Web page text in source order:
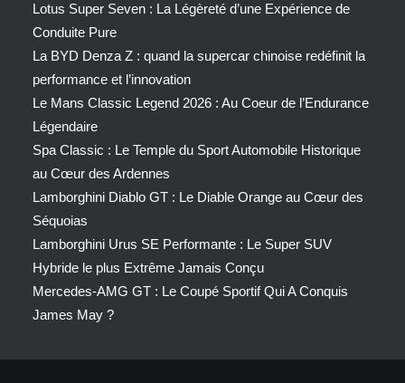
Lotus Super Seven : La Légèreté d’une Expérience de
Conduite Pure
La BYD Denza Z : quand la supercar chinoise redéfinit la
performance et l’innovation
Le Mans Classic Legend 2026 : Au Coeur de l’Endurance
Légendaire
Spa Classic : Le Temple du Sport Automobile Historique
au Cœur des Ardennes
Lamborghini Diablo GT : Le Diable Orange au Cœur des
Séquoias
Lamborghini Urus SE Performante : Le Super SUV
Hybride le plus Extrême Jamais Conçu
Mercedes-AMG GT : Le Coupé Sportif Qui A Conquis
James May ?